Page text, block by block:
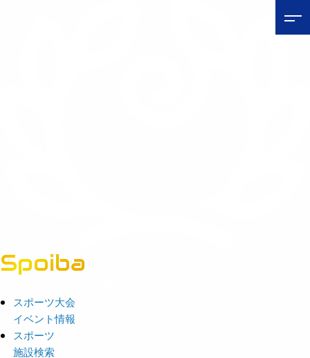
Spoiba
スポーツ大会
イベント情報
スポーツ
施設検索